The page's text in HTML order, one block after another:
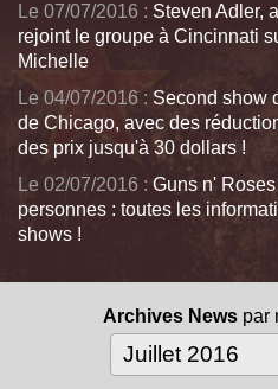
Le 07/07/2016 : Steven Adler,
rejoint le groupe à Cincinnati
Michelle
Le 04/07/2016 : Second show
de Chicago, avec des
des prix jusqu'à 30 dollars !
Le 02/07/2016 : Guns n'
personnes : toutes les
shows !
Archives News par